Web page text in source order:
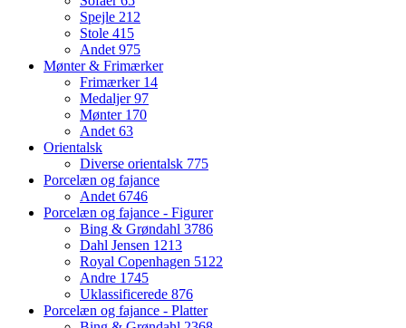
Spejle 212
Stole 415
Andet975
Mønter & Frimærker
Frimærker 14
Medaljer97
Mønter 170
Andet63
Orientalsk
Diverse orientalsk 775
Porcelæn og fajance
Andet6746
Porcelæn og fajance - Figurer
Bing & Grøndahl 3786
Dahl Jensen 1213
Royal Copenhagen 5122
Andre 1745
Uklassificerede 876
Porcelæn og fajance - Platter